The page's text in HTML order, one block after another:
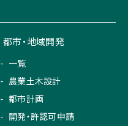
都市・地域開発
一覧
農業土木設計
都市計画
開発・許認可申請